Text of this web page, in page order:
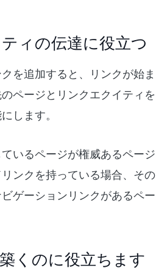
ィの伝達に役立つ
を追加すると、リンクが始ま
ページとリンクエクイティを
します。
いるページが権威あるページ
ンクを持っている場合、その
ゲーションリンクがあるペー
くのに役立ちます